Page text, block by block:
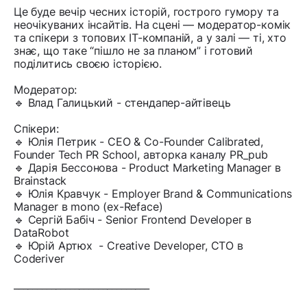
Це буде вечір чесних історій, гострого гумору та
неочікуваних інсайтів. На сцені — модератор-комік
та спікери з топових IT-компаній, а у залі — ті, хто
знає, що таке “пішло не за планом” і готовий
поділитись своєю історією.
Модератор:
🔹 Влад Галицький - стендапер-айтівець
Спікери:
🔹 Юлія Петрик - CEO & Co-Founder Calibrated,
Founder Tech PR School, авторка каналу PR_pub
🔹 Дарія Бессонова - Product Marketing Manager в
Brainstack
🔹 Юлія Кравчук - Employer Brand & Communications
Manager в mono (ex-Reface)
🔹 Сергій Бабіч - Senior Frontend Developer в
DataRobot
🔹 Юрій Артюх - Creative Developer, CTO в
Coderiver